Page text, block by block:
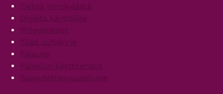
FooterTietoa Innokylästä
Ohjeita käyttäjille
Yhteystiedot
Tilaa uutiskirje
Palaute
Palvelun käyttöehdot
Saavutettavuusseloste